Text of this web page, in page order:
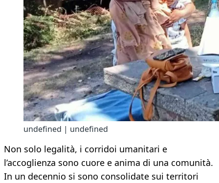
undefined | undefined
Non solo legalità, i corridoi umanitari e
l’accoglienza sono cuore e anima di una comunità.
In un decennio si sono consolidate sui territori